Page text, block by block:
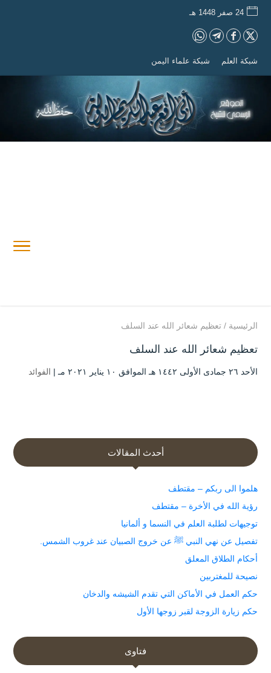
24 صفر 1448 هـ
شبكة العلم شبكة علماء اليمن
الرئيسية / تعظيم شعائر الله عند السلف
تعظيم شعائر الله عند السلف
الأحد ۲٦ جمادى الأولى ۱٤٤۲ هـ الموافق ۱۰ يناير ۲۰۲۱ مـ | الفوائد
أحدث المقالات
هلموا الى ربكم – مقتطف
رؤية الله في الأخرة – مقتطف
توجيهات لطلبة العلم في النسما و ألمانيا
تفصيل عن نهي النبي ﷺ عن خروج الصبيان عند غروب الشمس.
أحكام الطلاق المعلق
نصيحة للمغتربين
حكم العمل في الأماكن التي تقدم الشيشه والدخان
حكم زيارة الزوجة لقبر زوجها الأول
فتاوى